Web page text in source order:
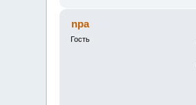
npa
Гость